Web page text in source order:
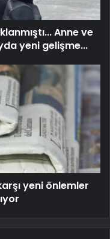
Anne ve
yeni gelişme...
yeni önlemler